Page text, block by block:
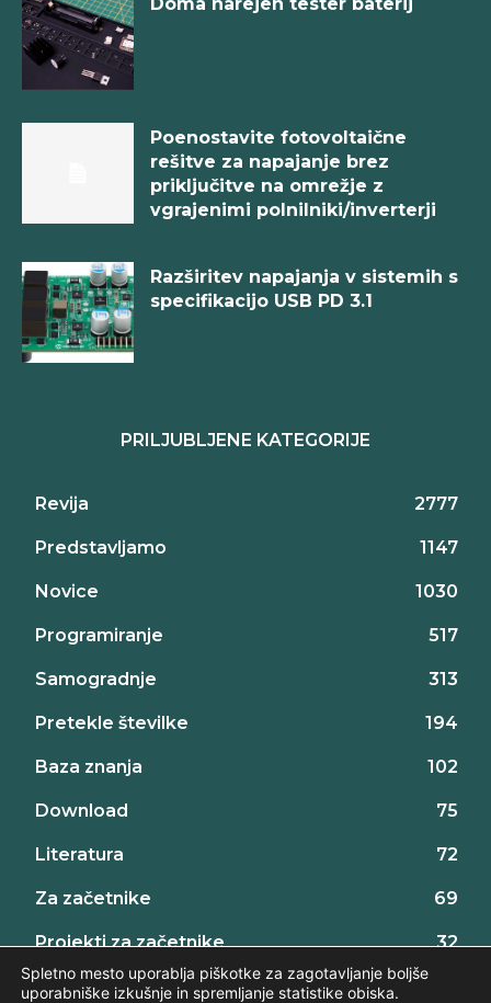
Doma narejen tester baterij
Poenostavite fotovoltaične
rešitve za napajanje brez
priključitve na omrežje z
vgrajenimi polnilniki/inverterji
Razširitev napajanja v sistemih s
specifikacijo USB PD 3.1
PRILJUBLJENE KATEGORIJE
Revija 2777
Predstavljamo 1147
Novice 1030
Programiranje 517
Samogradnje 313
Pretekle številke 194
Baza znanja 102
Download 75
Literatura 72
Za začetnike 69
Projekti za začetnike 32
Spletno mesto uporablja piškotke za zagotavljanje boljše
uporabniške izkušnje in spremljanje statistike obiska.